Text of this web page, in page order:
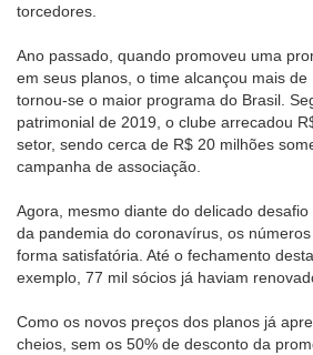
torcedores.
Ano passado, quando promoveu uma
em seus planos, o time alcançou mais
tornou-se o maior programa do Brasil.
patrimonial de 2019, o clube arrecadou
setor, sendo cerca de R$ 20 milhões
campanha de associação.
Agora, mesmo diante do delicado
da pandemia do coronavírus, os
forma satisfatória. Até o fechamento
exemplo, 77 mil sócios já haviam
Como os novos preços dos planos já
cheios, sem os 50% de desconto da